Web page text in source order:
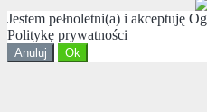
Jestem pełnoletni(a) i akceptuję
Politykę prywatności
Anuluj Ok